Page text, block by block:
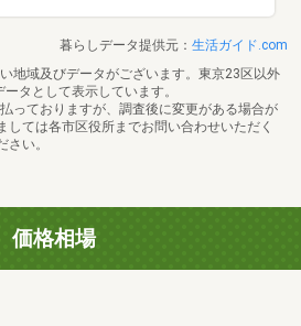
暮らしデータ提供元： 生活ガイド.com
地域及びデータがございます。東京23区以外
タとして表示しています。
っておりますが、調査後に変更がある場合が
しては各市区役所までお問い合わせいただく
い。
価格相場